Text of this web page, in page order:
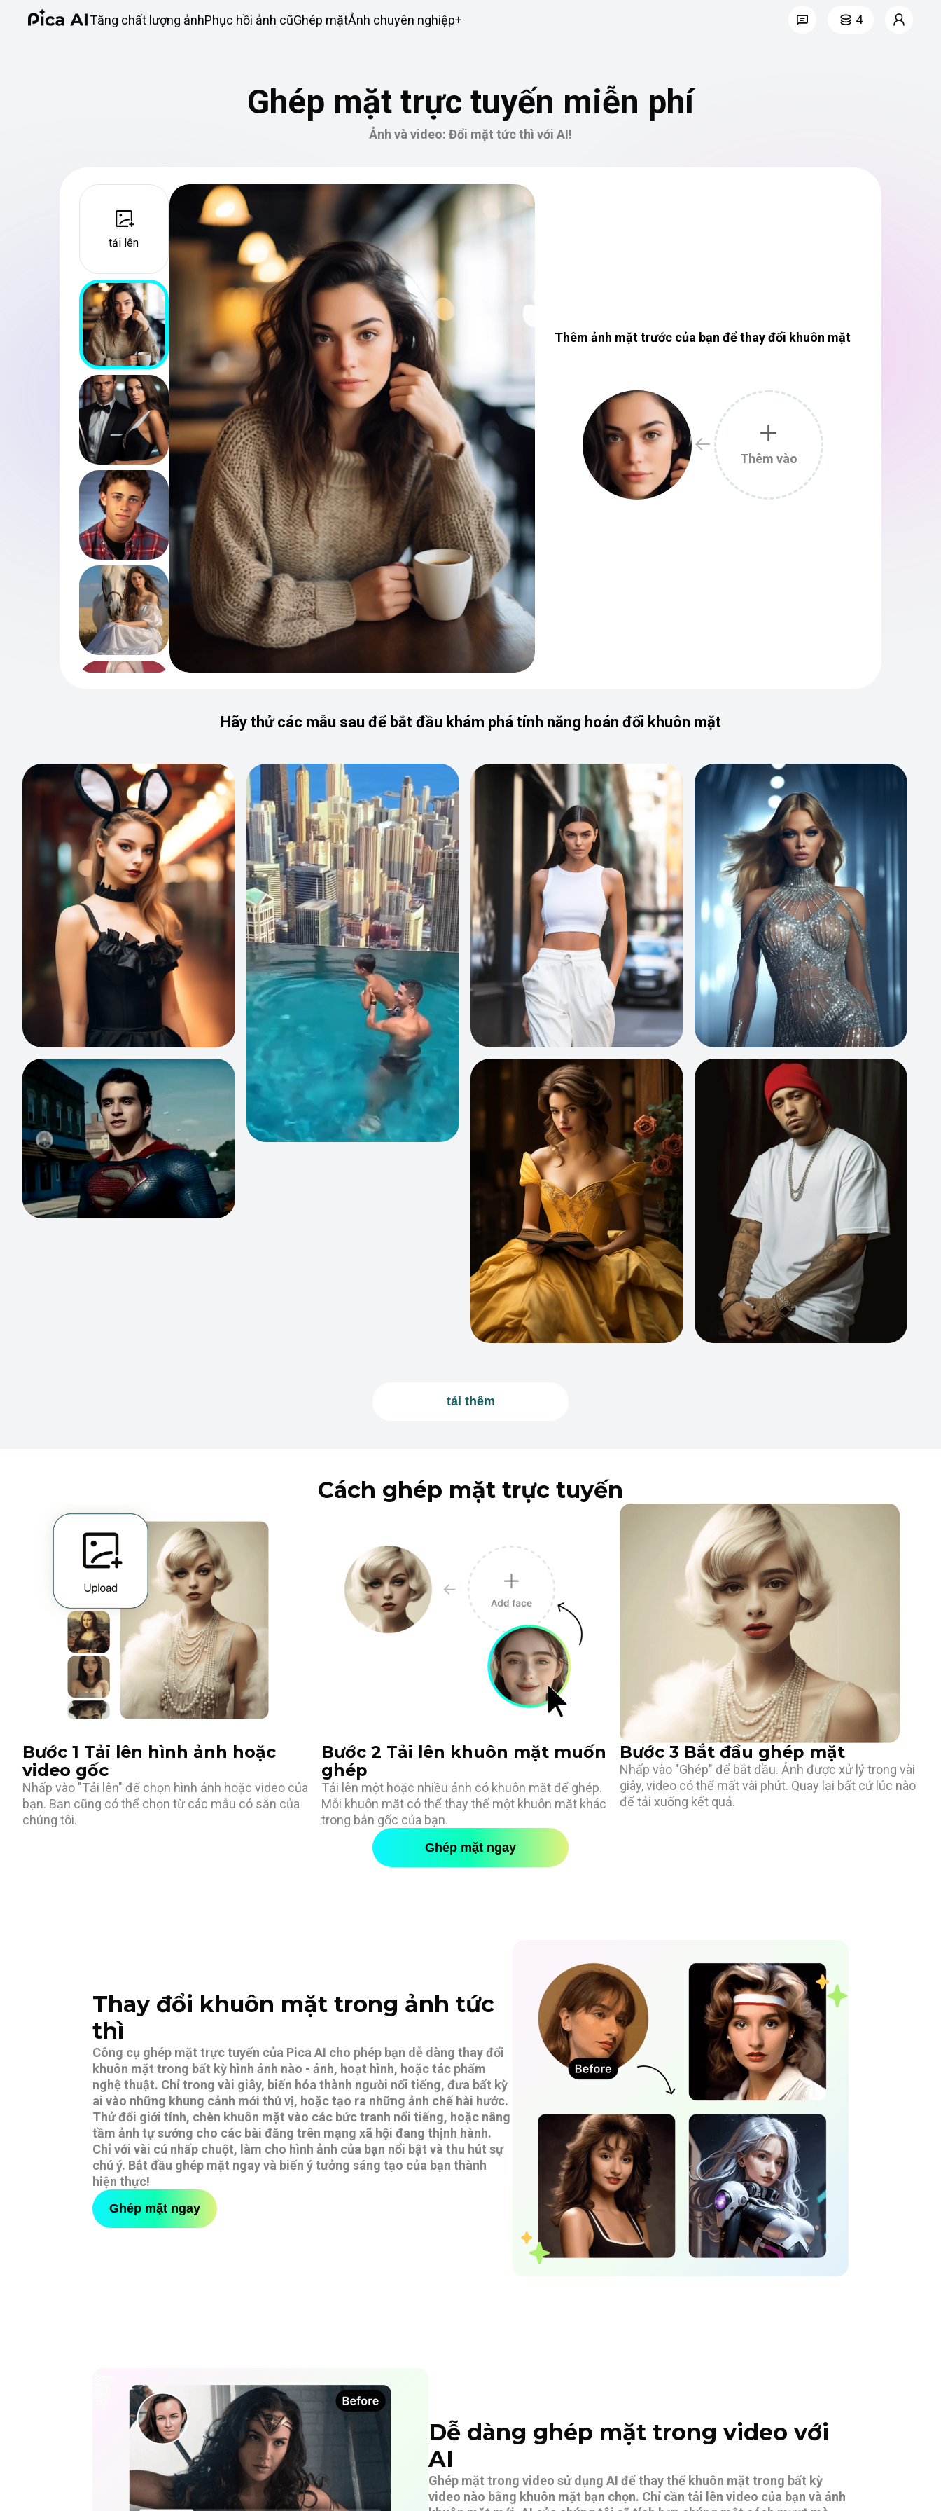
Tăng chất lượng ảnhPhục hồi ảnh cũGhép mặtẢnh chuyên nghiệp+ 4
Ghép mặt trực tuyến miễn phí
Ảnh và video: Đổi mặt tức thì với AI!
tải lên
Thêm ảnh mặt trước của bạn để thay đổi khuôn mặt
Thêm vào
Hãy thử các mẫu sau để bắt đầu khám phá tính năng hoán đổi khuôn mặt
tải thêm
Cách ghép mặt trực tuyến
Bước 1 Tải lên hình ảnh hoặc
video gốc
Nhấp vào "Tải lên" để chọn hình ảnh hoặc video của
bạn. Bạn cũng có thể chọn từ các mẫu có sẵn của
chúng tôi.
Bước 2 Tải lên khuôn mặt muốn
ghép
Tải lên một hoặc nhiều ảnh có khuôn mặt để ghép.
Mỗi khuôn mặt có thể thay thế một khuôn mặt khác
trong bản gốc của bạn.
Bước 3 Bắt đầu ghép mặt
Nhấp vào "Ghép" để bắt đầu. Ảnh được xử lý trong vài
giây, video có thể mất vài phút. Quay lại bất cứ lúc nào
để tải xuống kết quả.
Ghép mặt ngay
Thay đổi khuôn mặt trong ảnh tức
thì
Công cụ ghép mặt trực tuyến của Pica AI cho phép bạn dễ dàng thay đổi
khuôn mặt trong bất kỳ hình ảnh nào - ảnh, hoạt hình, hoặc tác phẩm
nghệ thuật. Chỉ trong vài giây, biến hóa thành người nổi tiếng, đưa bất kỳ
ai vào những khung cảnh mới thú vị, hoặc tạo ra những ảnh chế hài hước.
Thử đổi giới tính, chèn khuôn mặt vào các bức tranh nổi tiếng, hoặc nâng
tầm ảnh tự sướng cho các bài đăng trên mạng xã hội đang thịnh hành.
Chỉ với vài cú nhấp chuột, làm cho hình ảnh của bạn nổi bật và thu hút sự
chú ý. Bắt đầu ghép mặt ngay và biến ý tưởng sáng tạo của bạn thành
hiện thực!
Ghép mặt ngay
Dễ dàng ghép mặt trong video với
AI
Ghép mặt trong video sử dụng AI để thay thế khuôn mặt trong bất kỳ
video nào bằng khuôn mặt bạn chọn. Chỉ cần tải lên video của bạn và ảnh